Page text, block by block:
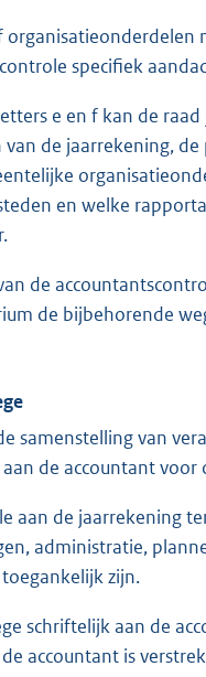
specifiek
e en f kan de
de jaarrekening,
en welke
de
de bijbehorende
samenstelling van
de accountant voor
aan de jaarrekening
administratie,
zijn.
schriftelijk aan de
accountant is